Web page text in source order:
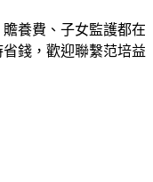
養費、子女監護都在
錢，歡迎聯繫范培益